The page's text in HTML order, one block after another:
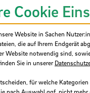
Cookie
Website in Sachen
die auf Ihrem Endgerät
Website notwendig sind,
Sie in unserer
für welche
nach Auswahl ggf. nicht